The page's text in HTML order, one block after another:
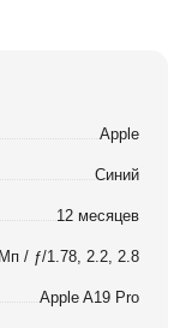
Apple
Синий
12 месяцев
/ ƒ/1.78, 2.2, 2.8
Apple A19 Pro